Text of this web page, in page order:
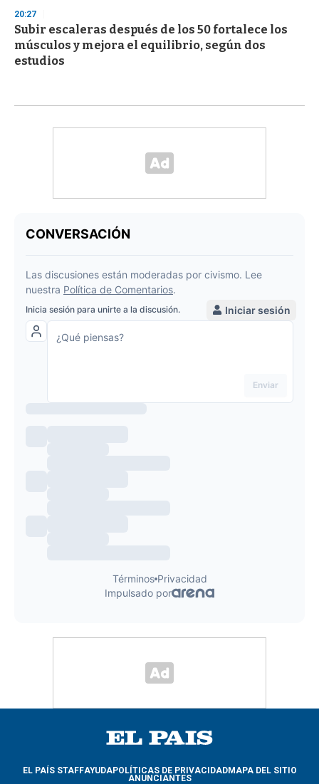
20:27
Subir escaleras después de los 50 fortalece los
músculos y mejora el equilibrio, según dos
estudios
EL PAÍS STAFFAYUDAPOLÍTICAS DE PRIVACIDADMAPA DEL SITIO
ANUNCIANTES